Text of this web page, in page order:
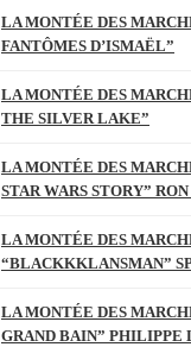
LA MONTÉE DES
FANTÔMES D’ISMAËL”
LA MONTÉE DES
THE SILVER LAKE”
LA MONTÉE DES
STAR WARS STORY”
LA MONTÉE DES
“BLACKKKLANSMAN”
LA MONTÉE DES
GRAND BAIN” PHILIPPE